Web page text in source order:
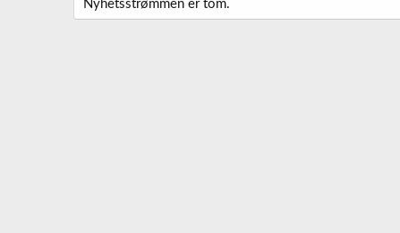
Nyhetsstrømmen er tom.